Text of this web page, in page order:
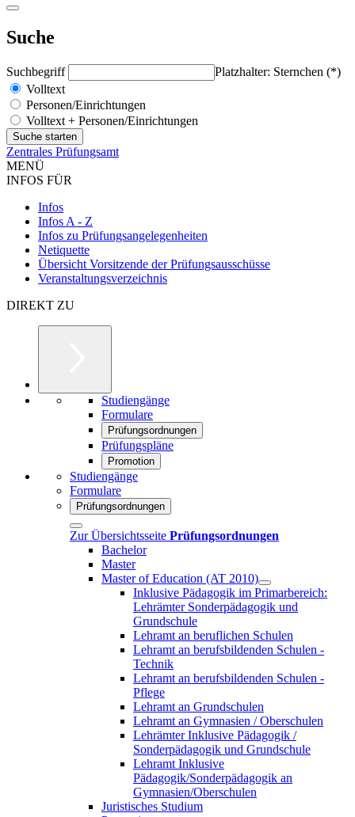
Suche
Suchbegriff
Platzhalter: Sternchen (*)
Volltext
Personen/Einrichtungen
Volltext + Personen/Einrichtungen
Zentrales Prüfungsamt
MENÜ
INFOS FÜR
Infos
Infos A - Z
Infos zu Prüfungsangelegenheiten
Netiquette
Übersicht Vorsitzende der Prüfungsausschüsse
Veranstaltungsverzeichnis
DIREKT ZU
Studiengänge
Formulare
Prüfungsordnungen
Prüfungspläne
Promotion
Studiengänge
Formulare
Prüfungsordnungen
Zur Übersichtsseite Prüfungsordnungen
Bachelor
Master
Master of Education (AT 2010)
Inklusive Pädagogik im Primarbereich:
Lehrämter Sonderpädagogik und
Grundschule
Lehramt an beruflichen Schulen
Lehramt an berufsbildenden Schulen -
Technik
Lehramt an berufsbildenden Schulen -
Pflege
Lehramt an Grundschulen
Lehramt an Gymnasien / Oberschulen
Lehrämter Inklusive Pädagogik /
Sonderpädagogik und Grundschule
Lehramt Inklusive
Pädagogik/Sonderpädagogik an
Gymnasien/Oberschulen
Juristisches Studium